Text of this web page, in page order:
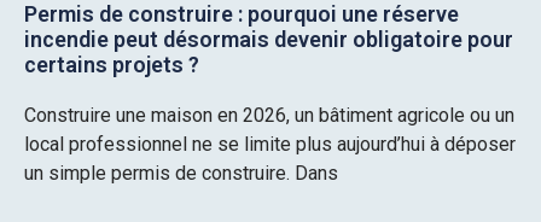
Permis de construire : pourquoi une réserve
incendie peut désormais devenir obligatoire pour
certains projets ?
Construire une maison en 2026, un bâtiment agricole ou un
local professionnel ne se limite plus aujourd’hui à déposer
un simple permis de construire. Dans